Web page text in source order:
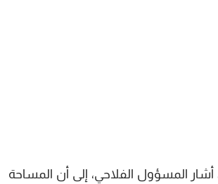
أشار المسؤول الفلاحي، إلى أن المساحة